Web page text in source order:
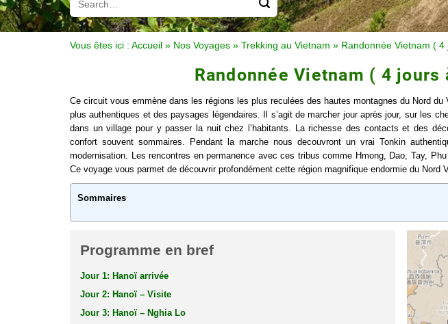
Vous êtes ici : Accueil » Nos Voyages » Trekking au Vietnam » Randonnée Vietnam ( 4
Randonnée Vietnam ( 4 jours
Ce circuit vous emmène dans les régions les plus reculées des hautes montagnes du Nord
plus authentiques et des paysages légendaires. Il s’agit de marcher jour après jour, sur les
dans un village pour y passer la nuit chez l’habitants. La richesse des contacts et des
confort souvent sommaires. Pendant la marche nous decouvront un vrai Tonkin
modernisation. Les rencontres en permanence avec ces tribus comme Hmong, Dao, Tay,
Ce voyage vous parmet de découvrir profondément cette région magnifique endormie du
Sommaires
Programme en bref
Jour 1: Hanoï arrivée
Jour 2: Hanoï – Visite
Jour 3: Hanoï – Nghia Lo